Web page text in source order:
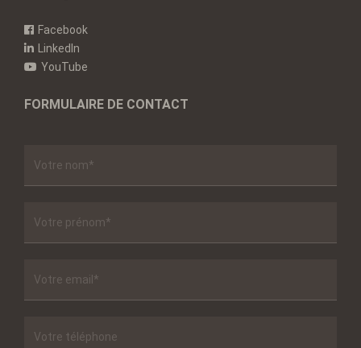
Facebook
LinkedIn
YouTube
FORMULAIRE DE CONTACT